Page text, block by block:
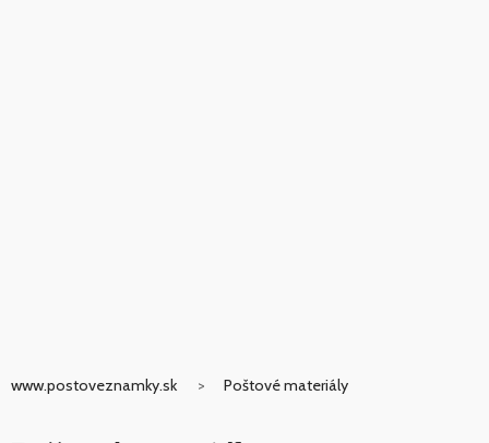
www.postoveznamky.sk Poštové materiály